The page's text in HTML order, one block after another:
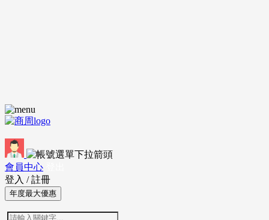
會員中心
登入 / 註冊
年度最大優惠